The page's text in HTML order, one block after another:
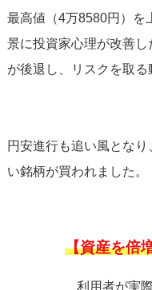
最高値（4万8580円）を
景に投資家心理が改善
が後退し、リスクを取る
円安進行も追い風とな
い銘柄が買われました。
【資産を倍
利用者が実